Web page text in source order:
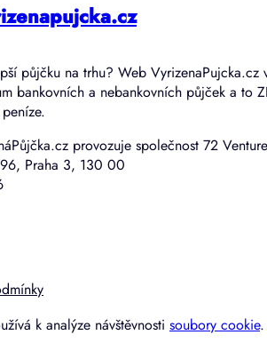
půjčku na trhu? Web
bankovních a nebankovních půjček a to
provozuje společnost 72
Praha 3, 130 00
k analýze návštěvnosti soubory cookie.